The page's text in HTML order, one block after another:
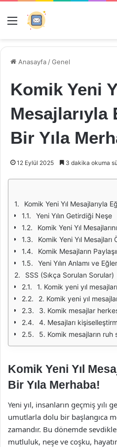
Menü
Anasayfa /Genel
Komik Yeni
Mesajlarıyla
Bir Yıla
12 Eylül 2025 3 dakika okuma
Komik Yeni Yıl Mesajlarıyla
Yeni Yılın Getirdiği Neşe
Komik Yeni Yıl
Komik Yeni Yıl Mesajları
Komik Mesajların
Yeni Yılın Anlamı ve
SSS (Sıkça Sorulan Sorular)
1. Komik yeni yıl
2. Komik yeni yıl
3. Komik mesajlar
4. Mesajları
5. Komik mesajların ruh
Komik Yeni Yıl
Bir Yıla Merhaba!
Yeni yıl, insanların geçmiş yılı
umutlarla dolu bir başlangıca
zamandır. Bu dönemde
mutluluk, neşe ve coşku,